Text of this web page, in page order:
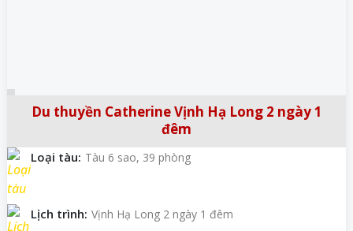
Du thuyền Catherine Vịnh Hạ Long 2 ngày 1
đêm
Loại tàu: Tàu 6 sao, 39 phòng
Lịch trình: Vịnh Hạ Long 2 ngày 1 đêm